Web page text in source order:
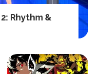
Rhythm &